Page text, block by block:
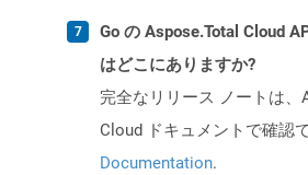
Go の Aspose.Total Cloud
はどこにありますか?
完全なリリース ノートは、
Cloud ドキュメントで確認
Documentation.